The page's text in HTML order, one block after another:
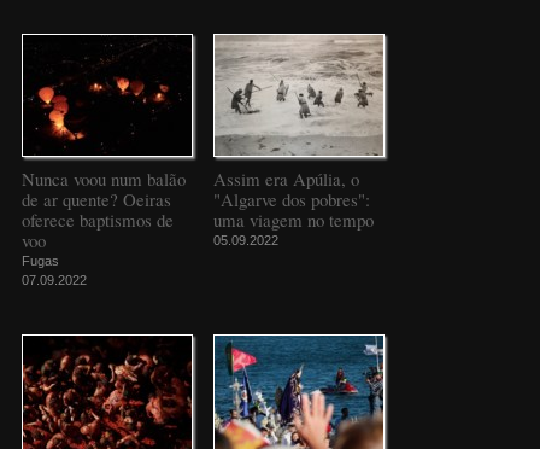
Nunca voou num balão
de ar quente? Oeiras
oferece baptismos de
voo
Fugas
07.09.2022
Assim era Apúlia, o
"Algarve dos pobres":
uma viagem no tempo
05.09.2022